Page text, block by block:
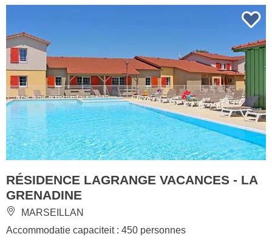
RÉSIDENCE LAGRANGE VACANCES - LA
GRENADINE
MARSEILLAN
Accommodatie capaciteit : 450 personnes